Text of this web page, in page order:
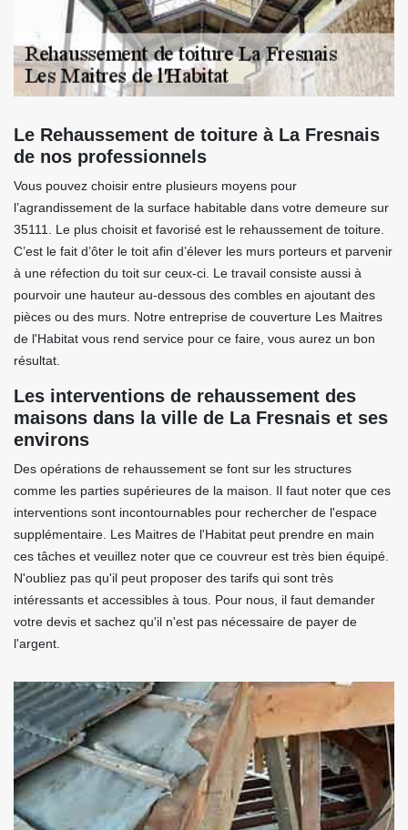
Le Rehaussement de toiture à La Fresnais
de nos professionnels
Vous pouvez choisir entre plusieurs moyens pour
l’agrandissement de la surface habitable dans votre demeure sur
35111. Le plus choisit et favorisé est le rehaussement de toiture.
C’est le fait d’ôter le toit afin d’élever les murs porteurs et parvenir
à une réfection du toit sur ceux-ci. Le travail consiste aussi à
pourvoir une hauteur au-dessous des combles en ajoutant des
pièces ou des murs. Notre entreprise de couverture Les Maitres
de l'Habitat vous rend service pour ce faire, vous aurez un bon
résultat.
Les interventions de rehaussement des
maisons dans la ville de La Fresnais et ses
environs
Des opérations de rehaussement se font sur les structures
comme les parties supérieures de la maison. Il faut noter que ces
interventions sont incontournables pour rechercher de l'espace
supplémentaire. Les Maitres de l'Habitat peut prendre en main
ces tâches et veuillez noter que ce couvreur est très bien équipé.
N'oubliez pas qu'il peut proposer des tarifs qui sont très
intéressants et accessibles à tous. Pour nous, il faut demander
votre devis et sachez qu'il n'est pas nécessaire de payer de
l'argent.